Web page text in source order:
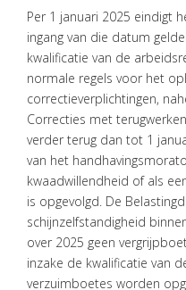
OVER
VISIE
ONS
TEAM
ACTUEEL
VACATURES
CONTACT
Per 1 januari 2025 eindigt
ingang van die datum
kwalificatie van de
normale regels voor het
correctieverplichtingen,
Correcties met
verder terug dan tot 1
van het
kwaadwillendheid of als
is opgevolgd. De
schijnzelfstandigheid
over 2025 geen
inzake de kwalificatie van
verzuimboetes worden